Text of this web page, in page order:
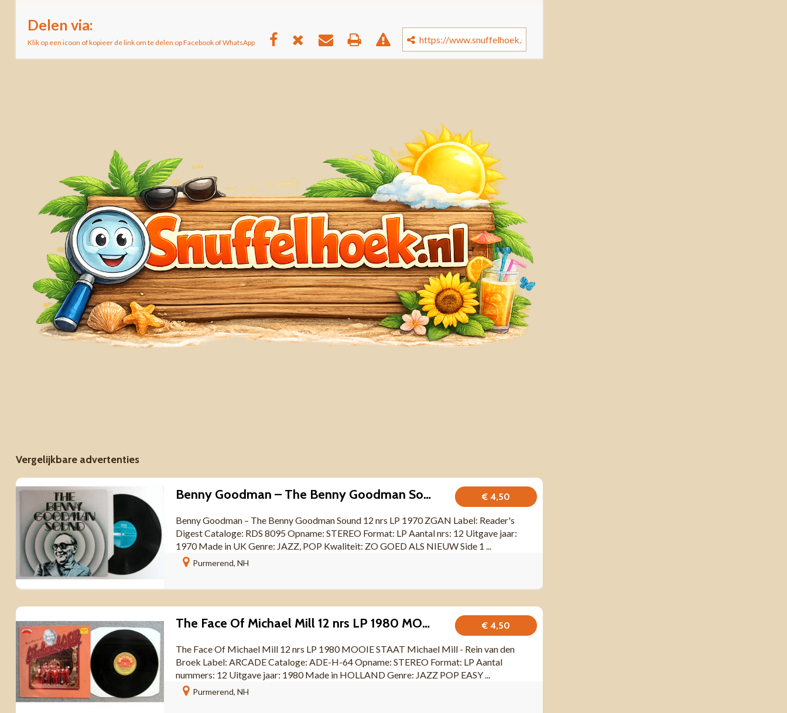
Delen via:
Klik op een icoon of kopieer de link om te delen op Facebook of WhatsApp
Vergelijkbare advertenties
€ 4,50
Benny Goodman – The Benny Goodman Sound 12 nrs LP 1970 ZGAN
Benny Goodman – The Benny Goodman Sound 12 nrs LP 1970 ZGAN Label: Reader's
Digest Cataloge: RDS 8095 Opname: STEREO Format: LP Aantal nrs: 12 Uitgave jaar:
1970 Made in UK Genre: JAZZ, POP Kwaliteit: ZO GOED ALS NIEUW Side 1 ...
Purmerend, NH
€ 4,50
The Face Of Michael Mill 12 nrs LP 1980 MOOIE STAAT
The Face Of Michael Mill 12 nrs LP 1980 MOOIE STAAT Michael Mill - Rein van den
Broek Label: ARCADE Cataloge: ADE-H-64 Opname: STEREO Format: LP Aantal
nummers: 12 Uitgave jaar: 1980 Made in HOLLAND Genre: JAZZ POP EASY ...
Purmerend, NH